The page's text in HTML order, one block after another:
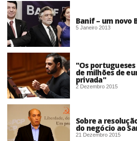
Banif – um novo
5 Janeiro 2013
"Os
de milhões de
privada"
2 Dezembro 2015
Sobre a
do negócio ao
21 Dezembro 2015